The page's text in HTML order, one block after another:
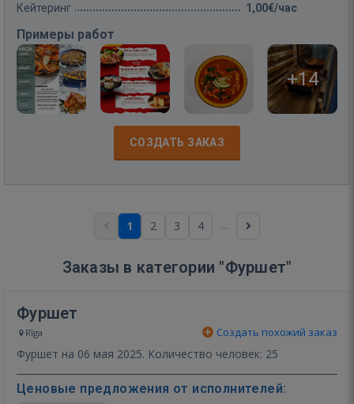
Кейтеринг 1,00€/час
Примеры работ
+14
СОЗДАТЬ ЗАКАЗ
1 2 3 4 ...
Заказы в категории "Фуршет"
Фуршет
Rīga Создать похожий заказ
Фуршет на 06 мая 2025. Количество человек: 25
Ценовые предложения от исполнителей: